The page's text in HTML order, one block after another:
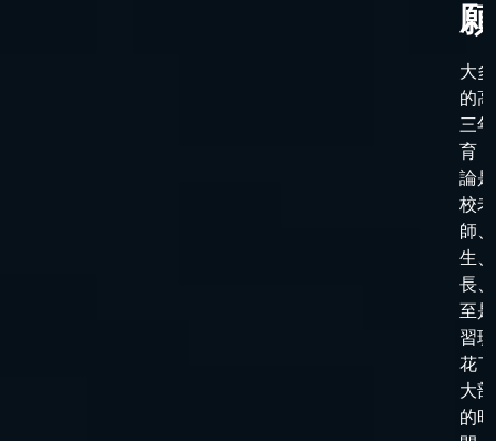
大
的
三
育
論
校老
師
生
長
至
習
花
大
的時